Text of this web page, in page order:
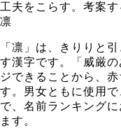
工夫をこらす。考案す
凛
「凛」は、きりりと
す漢字です。「威厳
ジできることから、
す。男女ともに使用
で、名前ランキング
ます。